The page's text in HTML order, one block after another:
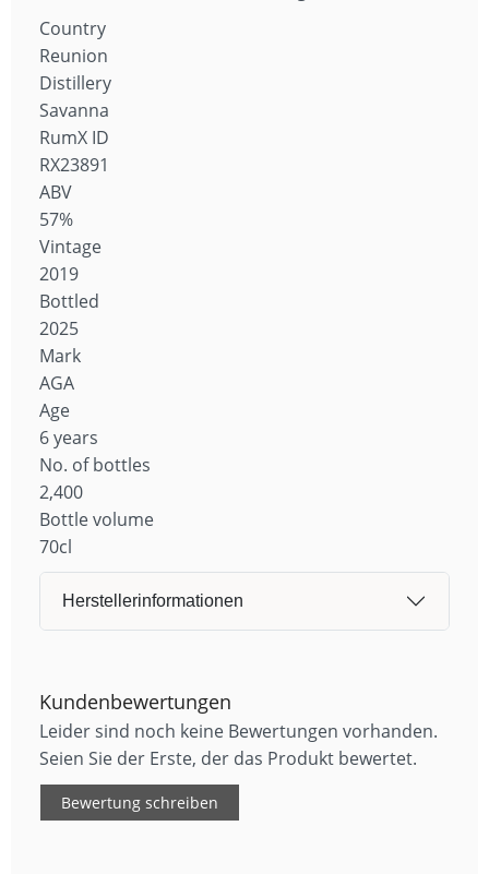
Country
Reunion
Distillery
Savanna
RumX ID
RX23891
ABV
57%
Vintage
2019
Bottled
2025
Mark
AGA
Age
6 years
No. of bottles
2,400
Bottle volume
70cl
Herstellerinformationen
Kundenbewertungen
Leider sind noch keine Bewertungen vorhanden.
Seien Sie der Erste, der das Produkt bewertet.
Bewertung schreiben